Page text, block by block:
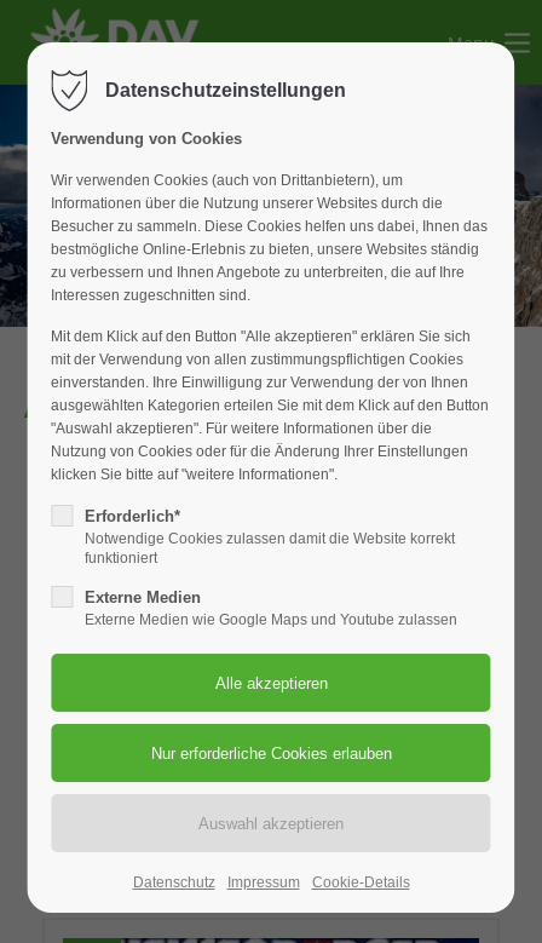
Der Eintrag "offcanvas-col2" existiert leider nicht.
Der Eintrag "offcanvas-col3" existiert leider nicht.
Der Eintrag "offcanvas-col4" existiert leider nicht.
Menu
Alle Termine
06
AUG
2026
Ort: Vinschgau
Hochtour
06.08.2026–09.08.2026
Datenschutzeinstellungen
Verwendung von Cookies
Wir verwenden Cookies (auch von Drittanbietern), um
Informationen über die Nutzung unserer Websites durch die
Besucher zu sammeln. Diese Cookies helfen uns dabei, Ihnen das
bestmögliche Online-Erlebnis zu bieten, unsere Websites ständig
zu verbessern und Ihnen Angebote zu unterbreiten, die auf Ihre
Interessen zugeschnitten sind.
Mit dem Klick auf den Button "Alle akzeptieren" erklären Sie sich
mit der Verwendung von allen zustimmungspflichtigen Cookies
einverstanden. Ihre Einwilligung zur Verwendung der von Ihnen
ausgewählten Kategorien erteilen Sie mit dem Klick auf den Button
"Auswahl akzeptieren". Für weitere Informationen über die
Nutzung von Cookies oder für die Änderung Ihrer Einstellungen
klicken Sie bitte auf "weitere Informationen".
Erforderlich*
Notwendige Cookies zulassen damit die Website korrekt
funktioniert
Externe Medien
Externe Medien wie Google Maps und Youtube zulassen
Datenschutz Impressum Cookie-Details